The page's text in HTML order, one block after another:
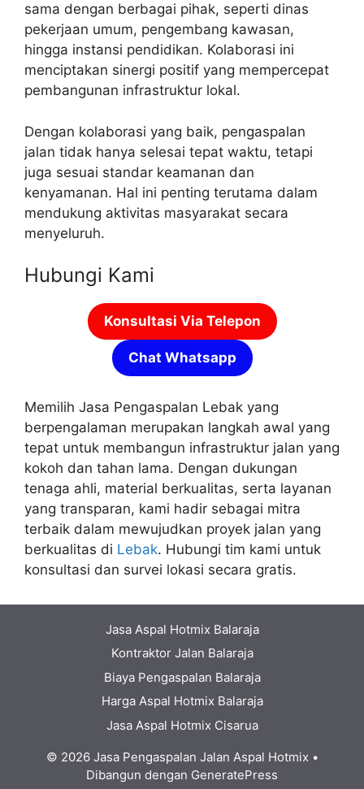
sama dengan berbagai pihak, seperti dinas
pekerjaan umum, pengembang kawasan,
hingga instansi pendidikan. Kolaborasi ini
menciptakan sinergi positif yang mempercepat
pembangunan infrastruktur lokal.
Dengan kolaborasi yang baik, pengaspalan
jalan tidak hanya selesai tepat waktu, tetapi
juga sesuai standar keamanan dan
kenyamanan. Hal ini penting terutama dalam
mendukung aktivitas masyarakat secara
menyeluruh.
Hubungi Kami
Konsultasi Via Telepon
Chat Whatsapp
Memilih Jasa Pengaspalan Lebak yang
berpengalaman merupakan langkah awal yang
tepat untuk membangun infrastruktur jalan yang
kokoh dan tahan lama. Dengan dukungan
tenaga ahli, material berkualitas, serta layanan
yang transparan, kami hadir sebagai mitra
terbaik dalam mewujudkan proyek jalan yang
berkualitas di Lebak. Hubungi tim kami untuk
konsultasi dan survei lokasi secara gratis.
Jasa Aspal Hotmix Balaraja
Kontraktor Jalan Balaraja
Biaya Pengaspalan Balaraja
Harga Aspal Hotmix Balaraja
Jasa Aspal Hotmix Cisarua
© 2026 Jasa Pengaspalan Jalan Aspal Hotmix•
Dibangun dengan GeneratePress